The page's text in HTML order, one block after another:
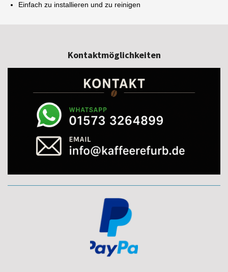
Einfach zu installieren und zu reinigen
Kontaktmöglichkeiten